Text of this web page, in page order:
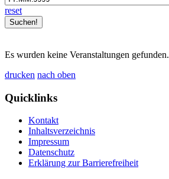
reset
Es wurden keine Veranstaltungen gefunden.
drucken nach oben
Quicklinks
Kontakt
Inhaltsverzeichnis
Impressum
Datenschutz
Erklärung zur Barrierefreiheit